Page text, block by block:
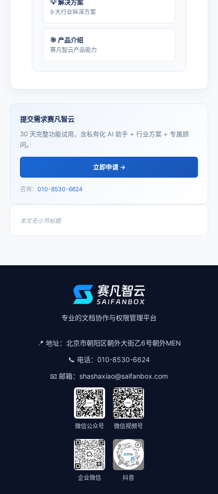
💡 解决方案
9 大行业纵深方案
🎯 产品介绍
赛凡智云产品能力
提交需求赛凡智云
30 天完整功能试用，含私有化 AI 助手 + 行业方案 + 专属顾
问。
立即申请 →
咨询： 010-8530-6624
本文无小节标题
专业的文档协作与权限管理平台
📍 地址： 北京市朝阳区朝外大街乙6号朝外MEN
📞 电话： 010-8530-6624
📧 邮箱： shashaxiao@saifanbox.com
微信公众号 微信视频号
企业微信 抖音